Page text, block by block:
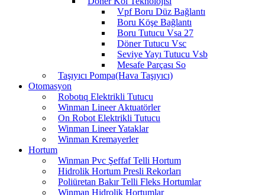
Vpf Boru Düz Bağlantı
Boru Köşe Bağlantı
Boru Tutucu Vsa 27
Döner Tutucu Vsc
Seviye Yayı Tutucu Vsb
Mesafe Parçası So
Taşıyıcı Pompa(Hava Taşıyıcı)
Otomasyon
Robotıq Elektrikli Tutucu
Winman Lineer Aktuatörler
On Robot Elektrikli Tutucu
Winman Lineer Yataklar
Winman Kremayerler
Hortum
Winman Pvc Şeffaf Telli Hortum
Hidrolik Hortum Presli Rekorları
Poliüretan Bakır Telli Fleks Hortumlar
Winman Hidrolik Hortumlar